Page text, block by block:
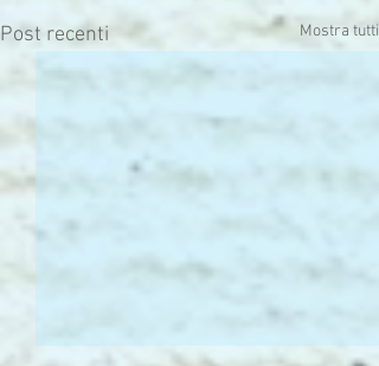
Post recenti Mostra tutti